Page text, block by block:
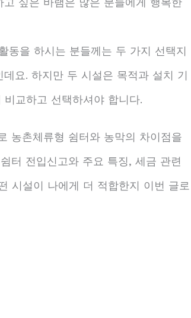
동을 하시는 분들께는 두 가지 선택지
데요. 하지만 두 시설은 목적과 설치 기
교하고 선택하셔야 합니다.
농촌체류형 쉼터와 농막의 차이점을
터 전입신고와 주요 특징, 세금 관련
시설이 나에게 더 적합한지 이번 글로